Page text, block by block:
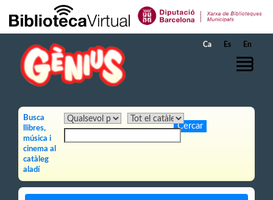
Salta al contingut principal
Ca Es En
Busca
llibres,
música i
cinema al
catàleg
aladí